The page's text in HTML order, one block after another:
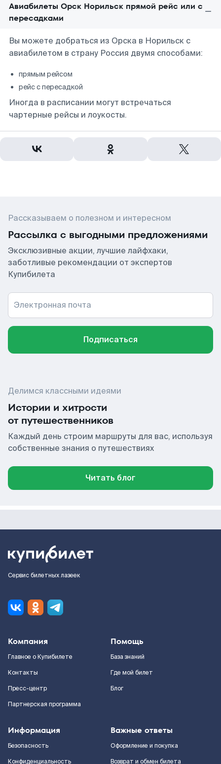
Авиабилеты Орск Норильск прямой рейс или с
пересадками
Вы можете добраться из Орска в Норильск с
авиабилетом в страну Россия двумя способами:
прямым рейсом
рейс с пересадкой
Иногда в расписании могут встречаться
чартерные рейсы и лоукосты.
Рассказываем о полезном и интересном
Рассылка с выгодными предложениями
Эксклюзивные акции, лучшие лайфхаки,
заботливые рекомендации от экспертов
Купибилета
Электронная почта
Подписаться
Делимся классными идеями
Истории и хитрости
от путешественников
Каждый день строим маршруты для вас, используя
собственные знания о путешествиях
Читать блог
Сервис билетных лазеек
Компания
Главное о Купибилете
Контакты
Пресс-центр
Партнерская программа
Помощь
База знаний
Где мой билет
Блог
Информация
Безопасность
Конфиденциальность
Важные ответы
Оформление и покупка
Возврат и обмен билета